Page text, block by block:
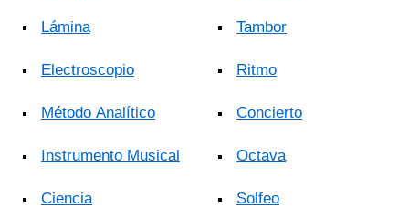
Lámina
Electroscopio
Método Analítico
Instrumento Musical
Ciencia
Tambor
Ritmo
Concierto
Octava
Solfeo